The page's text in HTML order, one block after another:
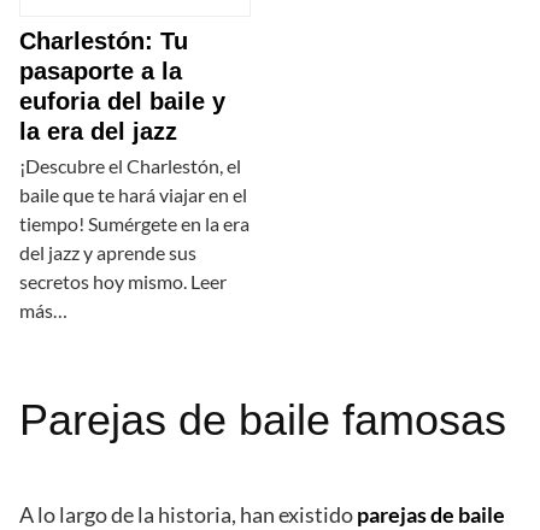
Charlestón: Tu
pasaporte a la
euforia del baile y
la era del jazz
¡Descubre el Charlestón, el
baile que te hará viajar en el
tiempo! Sumérgete en la era
del jazz y aprende sus
secretos hoy mismo. Leer
más…
Parejas de baile famosas
A lo largo de la historia, han existidoparejas de baile